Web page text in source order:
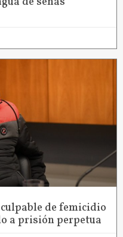
de femicidio
a prisión perpetua